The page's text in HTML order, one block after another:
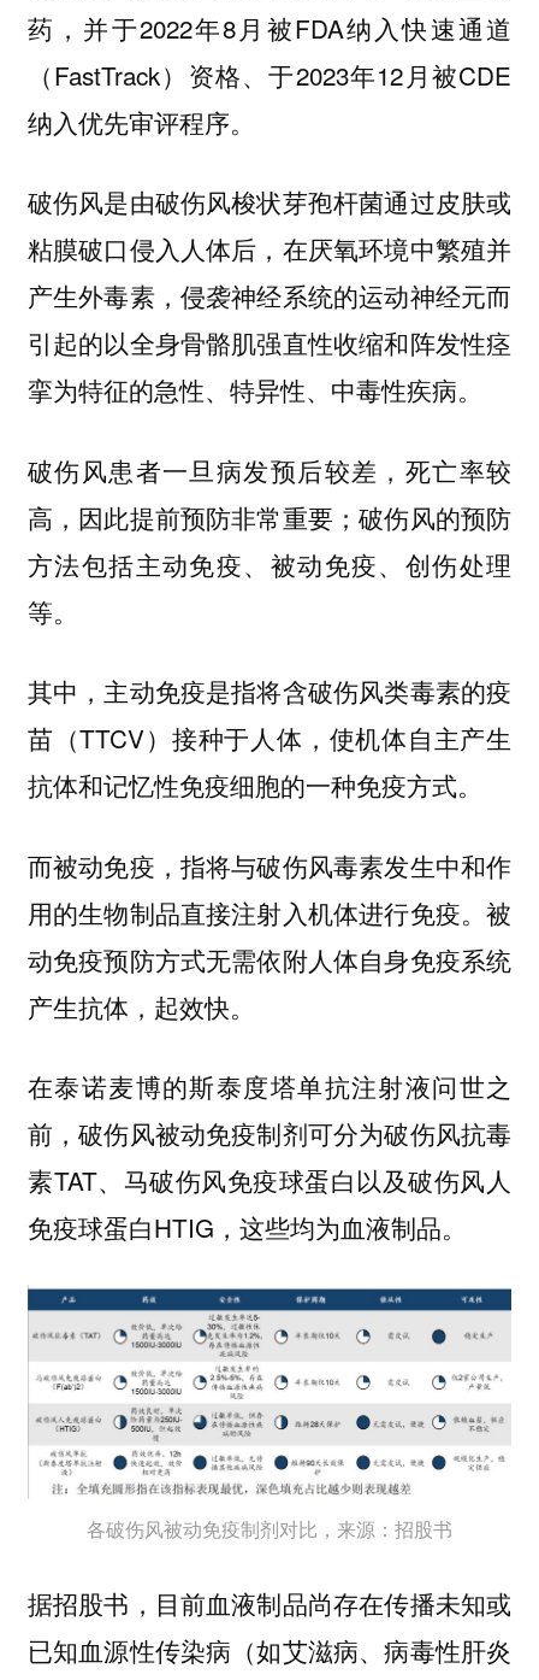
药，并于2022年8月被FDA纳入快速通道
（FastTrack）资格、于2023年12月被CDE
纳入优先审评程序。
破伤风是由破伤风梭状芽孢杆菌通过皮肤或
粘膜破口侵入人体后，在厌氧环境中繁殖并
产生外毒素，侵袭神经系统的运动神经元而
引起的以全身骨骼肌强直性收缩和阵发性痉
挛为特征的急性、特异性、中毒性疾病。
破伤风患者一旦病发预后较差，死亡率较
高，因此提前预防非常重要；破伤风的预防
方法包括主动免疫、被动免疫、创伤处理
等。
其中，主动免疫是指将含破伤风类毒素的疫
苗（TTCV）接种于人体，使机体自主产生
抗体和记忆性免疫细胞的一种免疫方式。
而被动免疫，指将与破伤风毒素发生中和作
用的生物制品直接注射入机体进行免疫。被
动免疫预防方式无需依附人体自身免疫系统
产生抗体，起效快。
在泰诺麦博的斯泰度塔单抗注射液问世之
前，破伤风被动免疫制剂可分为破伤风抗毒
素TAT、马破伤风免疫球蛋白以及破伤风人
免疫球蛋白HTIG，这些均为血液制品。
各破伤风被动免疫制剂对比，来源：招股书
据招股书，目前血液制品尚存在传播未知或
已知血源性传染病（如艾滋病、病毒性肝炎